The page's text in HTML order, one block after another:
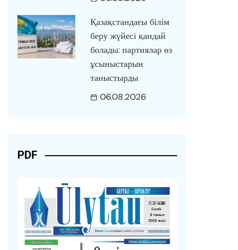
Қазақстандағы білім
беру жүйесі қандай
болады: партиялар өз
ұсыныстарын
таныстырды
06.08.2026
PDF